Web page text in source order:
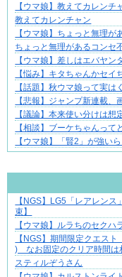
【ウマ娘】教えてカレンチ
教えてカレンチャン
【ウマ娘】ちょっと無理が
ちょっと無理があるコンセ
【ウマ娘】差しはエバヤ
【悩み】キタちゃんかセ
【話題】秋ウマ娘って実
【悲報】ジャンプ新連載
【議論】本来使い分けは想
【相談】ブーケちゃんっ
【ウマ娘】「賢2」が強い
三十路女子の仕事と恋、そ
【NGS】LG5「レアレン
束】
【ウマ娘】ルラちのセク
【NGS】期間限定クエス
) なお固定のクリア時間は
スティルぞうさん